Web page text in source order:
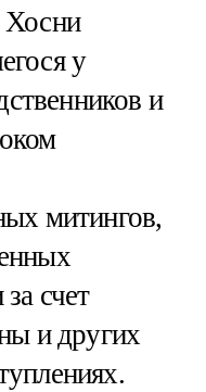
Хосни
у
и
митингов,
счет
и других